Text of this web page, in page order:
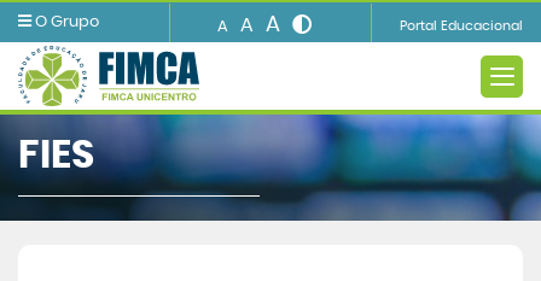
O Grupo A A A Portal Educacional
FIES